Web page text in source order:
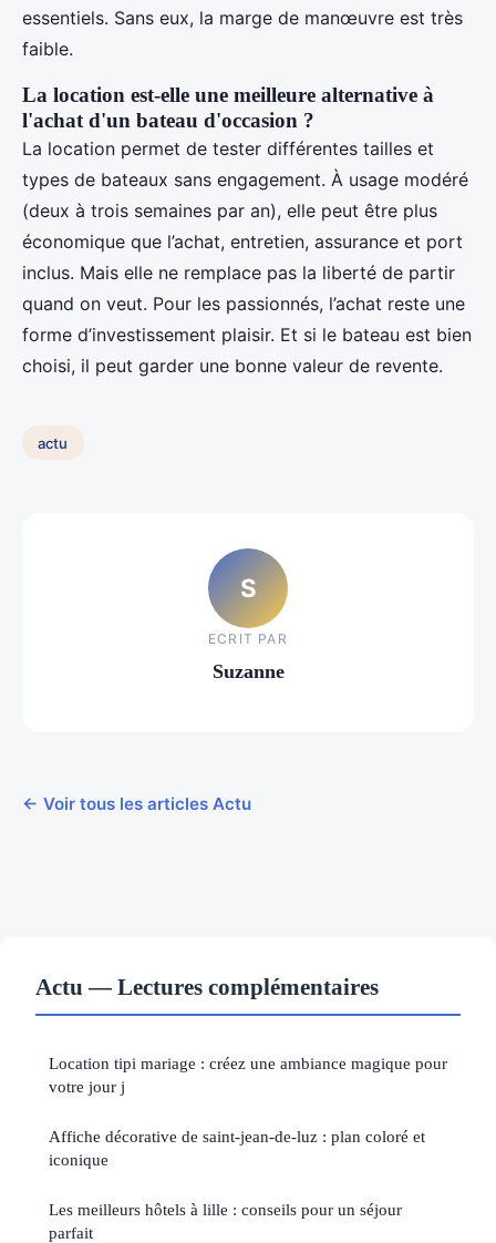
essentiels. Sans eux, la marge de manœuvre est très
faible.
La location est-elle une meilleure alternative à
l'achat d'un bateau d'occasion ?
La location permet de tester différentes tailles et
types de bateaux sans engagement. À usage modéré
(deux à trois semaines par an), elle peut être plus
économique que l’achat, entretien, assurance et port
inclus. Mais elle ne remplace pas la liberté de partir
quand on veut. Pour les passionnés, l’achat reste une
forme d’investissement plaisir. Et si le bateau est bien
choisi, il peut garder une bonne valeur de revente.
actu
S
ECRIT PAR
Suzanne
← Voir tous les articles Actu
Actu — Lectures complémentaires
Location tipi mariage : créez une ambiance magique pour
votre jour j
Affiche décorative de saint-jean-de-luz : plan coloré et
iconique
Les meilleurs hôtels à lille : conseils pour un séjour
parfait